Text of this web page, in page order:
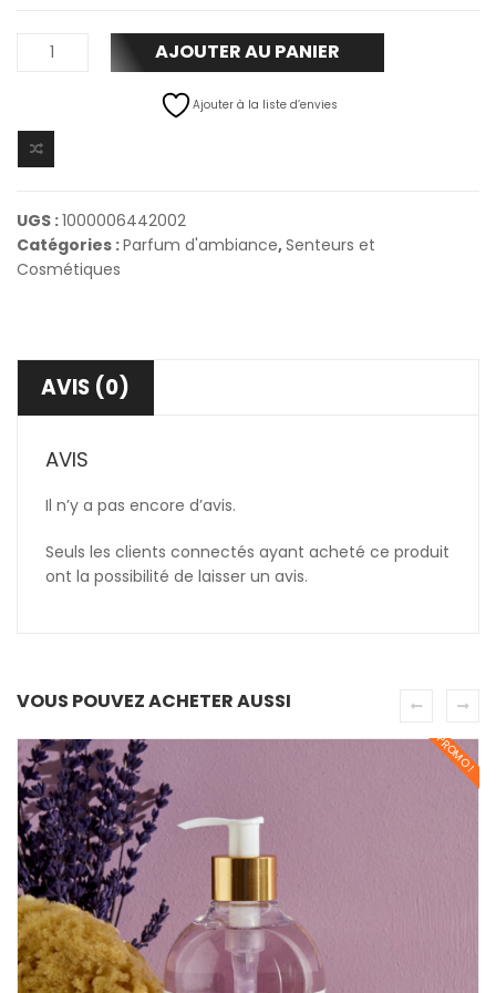
AJOUTER AU PANIER
Ajouter à la liste d’envies
UGS :1000006442002
Catégories :Parfum d'ambiance,Senteurs et
Cosmétiques
AVIS (0)
AVIS
Il n’y a pas encore d’avis.
Seuls les clients connectés ayant acheté ce produit
ont la possibilité de laisser un avis.
VOUS POUVEZ ACHETER AUSSI
PROMO !